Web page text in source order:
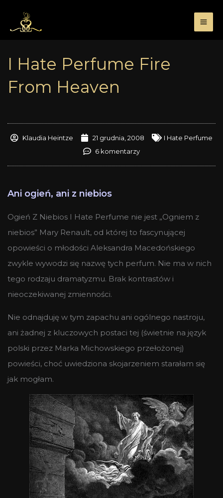
treści
I Hate Perfume Fire
From Heaven
Klaudia Heintze 21 grudnia, 2008
I Hate Perfume
6 komentarzy
Ani ogień, ani z niebios
Ogień Z Niebios I Hate Perfume nie jest „Ogniem z
niebios” Mary Renault, od której to fascynującej
opowieści o młodości Aleksandra Macedońskiego
zwykle wywodzi się nazwę tych perfum. Nie ma w nich
tego rodzaju dramatyzmu. Brak kontrastów i
nieoczekiwanej zmienności.
Nie odnajduję w tym zapachu ani ogólnego nastroju,
ani żadnej z kluczowych postaci tej (świetnie na język
polski przez Marka Michowskiego przełożonej)
powieści, choć uwiedziona skojarzeniem starałam się
jak mogłam.